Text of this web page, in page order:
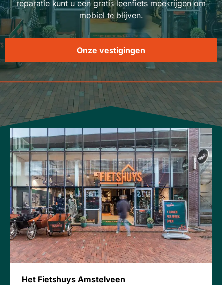
reparatie kunt u een gratis leenfiets meekrijgen om
mobiel te blijven.
Onze vestigingen
Het Fietshuys Amstelveen